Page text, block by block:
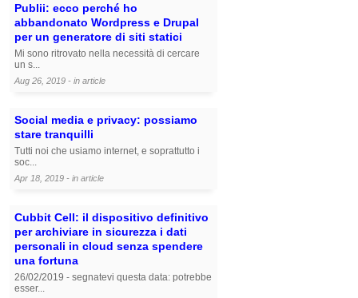
Publii: ecco perché ho
abbandonato Wordpress e Drupal
per un generatore di siti statici
Mi sono ritrovato nella necessità di cercare
un s...
Aug 26, 2019 - in article
Social media e privacy: possiamo
stare tranquilli
Tutti noi che usiamo internet, e soprattutto i
soc...
Apr 18, 2019 - in article
Cubbit Cell: il dispositivo definitivo
per archiviare in sicurezza i dati
personali in cloud senza spendere
una fortuna
26/02/2019 - segnatevi questa data: potrebbe
esser...